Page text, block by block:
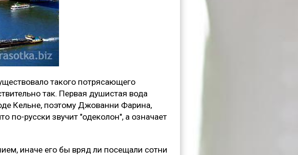
такого потрясающего
так. Первая душистая вода
Кельне, поэтому Джованни Фарина,
по-русски звучит "одеколон", а означает
иначе его бы вряд ли посещали сотни